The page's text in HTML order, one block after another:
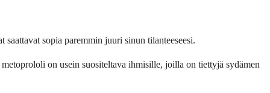
sopia paremmin juuri sinun tilanteeseesi.
on usein suositeltava ihmisille, joilla on tiettyjä sydämen